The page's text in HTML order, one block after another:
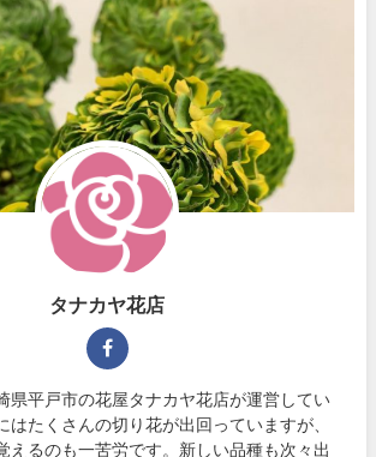
タナカヤ花店
県平戸市の花屋タナカヤ花店が運営してい
はたくさんの切り花が出回っていますが、
えるのも一苦労です。新しい品種も次々出